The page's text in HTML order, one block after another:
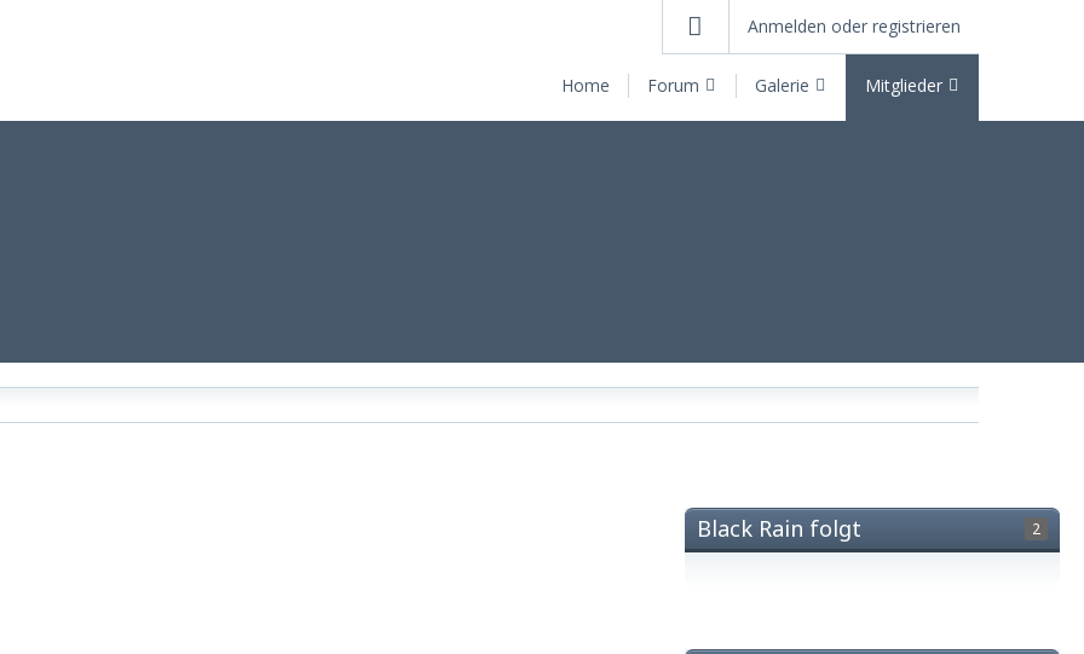
Home Forum Galerie Mitglieder
Anmelden oder registrieren
Black Rain folgt 2